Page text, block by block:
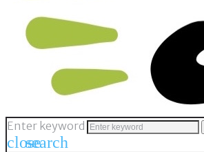
Enter keyword
closesearch